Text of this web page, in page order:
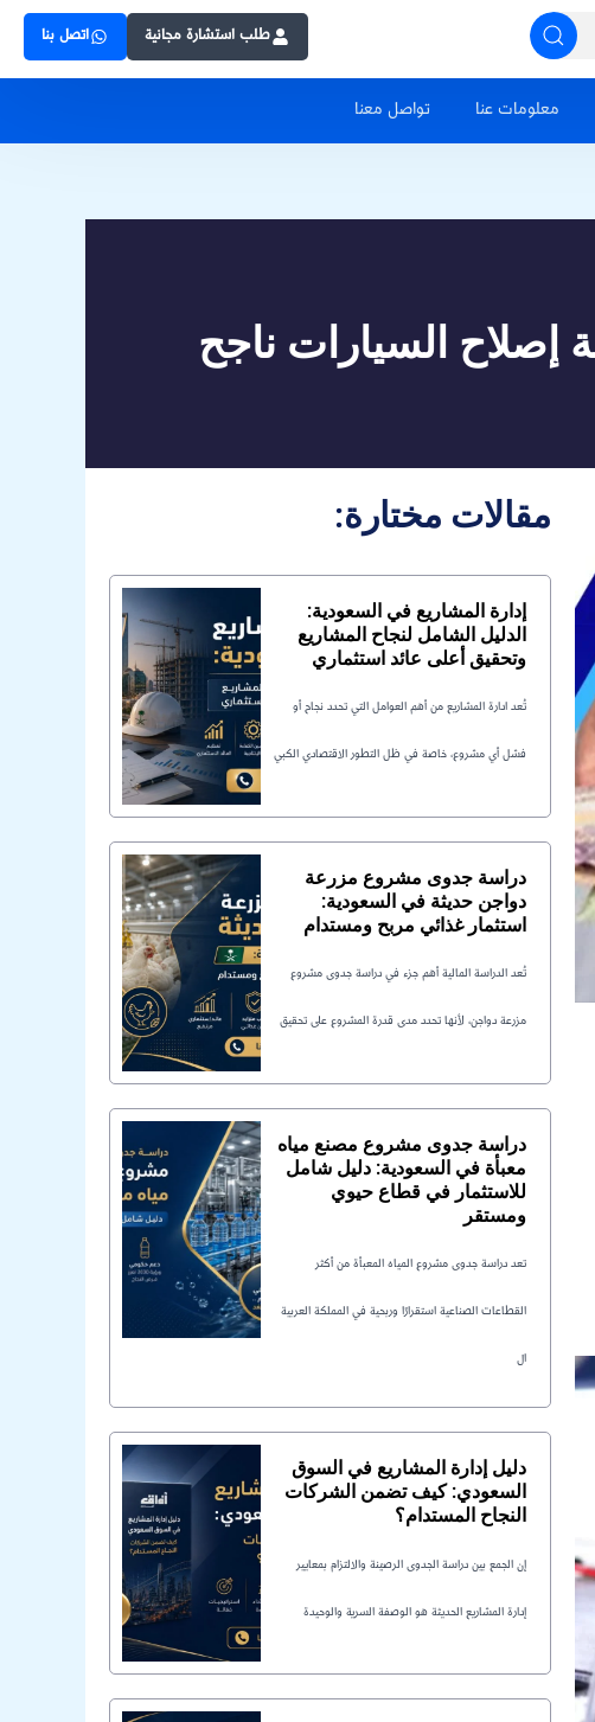
Skip
اتصل بنا طلب استشارة مجانية
تواصل معنا معلومات عنا
:مقالات مختارة
إدارة المشاريع في السعودية:
الدليل الشامل لنجاح المشاريع
وتحقيق أعلى عائد استثماري
تُعد ادارة المشاريع من أهم العوامل التي تحدد نجاح أو
فشل أي مشروع، خاصة في ظل التطور الاقتصادي الكبي
دراسة جدوى مشروع مزرعة
دواجن حديثة في السعودية:
استثمار غذائي مربح ومستدام
تُعد الدراسة المالية أهم جزء في دراسة جدوى مشروع
مزرعة دواجن، لأنها تحدد مدى قدرة المشروع على تحقيق
دراسة جدوى مشروع مصنع مياه
معبأة في السعودية: دليل شامل
للاستثمار في قطاع حيوي
ومستقر
تعد دراسة جدوى مشروع المياه المعبأة من أكثر
القطاعات الصناعية استقرارًا وربحية في المملكة العربية
ال
دليل إدارة المشاريع في السوق
السعودي: كيف تضمن الشركات
النجاح المستدام؟
إن الجمع بين دراسة الجدوى الرصينة والالتزام بمعايير
إدارة المشاريع الحديثة هو الوصفة السرية والوحيدة